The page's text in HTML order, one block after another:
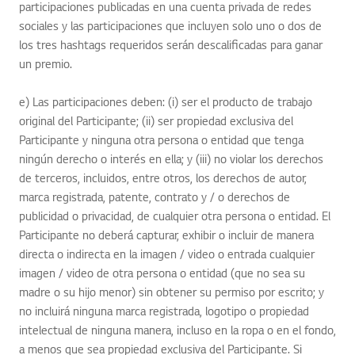
participaciones publicadas en una cuenta privada de redes
sociales y las participaciones que incluyen solo uno o dos de
los tres hashtags requeridos serán descalificadas para ganar
un premio.
e) Las participaciones deben: (i) ser el producto de trabajo
original del Participante; (ii) ser propiedad exclusiva del
Participante y ninguna otra persona o entidad que tenga
ningún derecho o interés en ella; y (iii) no violar los derechos
de terceros, incluidos, entre otros, los derechos de autor,
marca registrada, patente, contrato y / o derechos de
publicidad o privacidad, de cualquier otra persona o entidad. El
Participante no deberá capturar, exhibir o incluir de manera
directa o indirecta en la imagen / video o entrada cualquier
imagen / video de otra persona o entidad (que no sea su
madre o su hijo menor) sin obtener su permiso por escrito; y
no incluirá ninguna marca registrada, logotipo o propiedad
intelectual de ninguna manera, incluso en la ropa o en el fondo,
a menos que sea propiedad exclusiva del Participante. Si